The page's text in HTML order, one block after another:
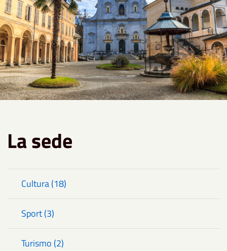
La sede
Cultura (18)
Sport (3)
Turismo (2)